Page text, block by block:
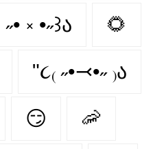
˶• ༝ •˶꒱ა 🌻
"૮₍ ˶•⤙•˶ ₎ა
😏 🦐